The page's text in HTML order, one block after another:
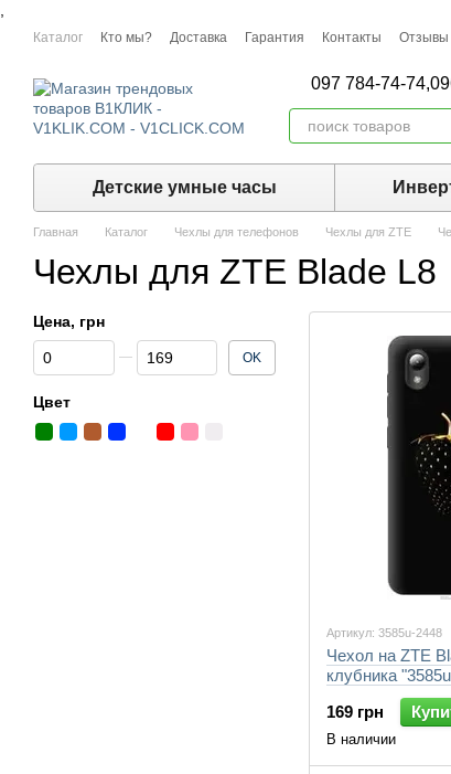
Перейти к основному контенту
Каталог Кто мы? Доставка Гарантия Контакты Отзывы
097 784-74-74,
Детские умные часы
Главная Каталог Чехлы для телефонов Чехлы для ZTE
Чехлы для ZTE Blade L8
Артикул: 3585u-2448
Чехол на ZTE
клубника
169 грн
В наличии
Цена, грн
От Цена, грн
До Цена, грн OK
Цвет